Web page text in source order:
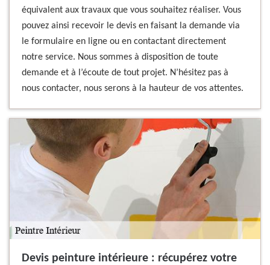
équivalent aux travaux que vous souhaitez réaliser. Vous
pouvez ainsi recevoir le devis en faisant la demande via
le formulaire en ligne ou en contactant directement
notre service. Nous sommes à disposition de toute
demande et à l’écoute de tout projet. N’hésitez pas à
nous contacter, nous serons à la hauteur de vos attentes.
Devis peinture intérieure : récupérez votre